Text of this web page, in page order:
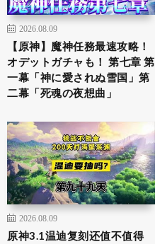
2026.08.09
【原神】魔神任務最速攻略！
オデットガチャも！ 第七章 第
一幕「神に愛されぬ雪国」第
二幕「死魂の夜想曲」
2026.08.09
原神3.1温迪复刻还值不值得